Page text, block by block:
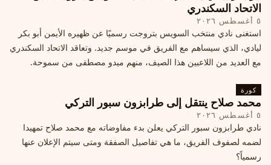
الاتحاد السكندري
٥ أغسطس ٢٠٢٦
استغنى نادي منتخب السويس بتروجت رسميًا عن ظهيره الأيمن أبو بكر
ليادي، الذي سيساهم مع الفريق في موسم جديد. وتعاقد الاتحاد السكندري
مع العديد من اللاعبين هذا الصيف، منهم ميدو مصطفى من سموحة.
كورة
محمد صلاح ينتقل إلى طرابزون سبور التركي
٥ أغسطس ٢٠٢٦
نادي طرابزون سبور التركي يعلن بدء مفاوضاته مع محمد صلاح تمهيدا
لضمه لصفوف الفريق، ما هي تفاصيل الصفقة ومتى سيتم الإعلان عنها
رسمياً؟